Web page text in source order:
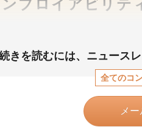
プロイアビリテ
きを読むには、 ニュース
全てのコ
メ